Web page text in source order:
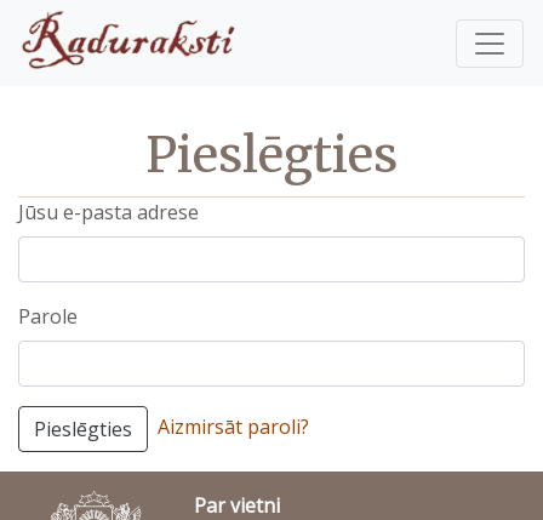
Pieslēgties
Jūsu e-pasta adrese
Parole
Pieslēgties Aizmirsāt paroli?
Par vietni